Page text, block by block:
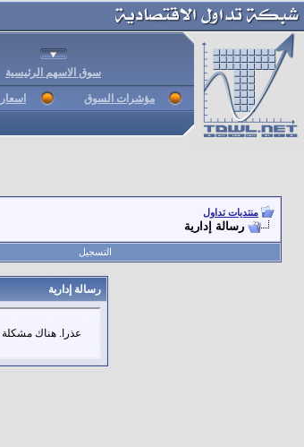
سوق الاسهم الرئيسية
مؤشرات السوق
منتديات تداول
رسالة إدارية
التسجيل
رسالة إدارية
عذرا. هناك مشكلة